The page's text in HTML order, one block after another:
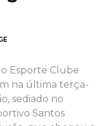
Esporte Clube
na última terça-
sediado no
Santos